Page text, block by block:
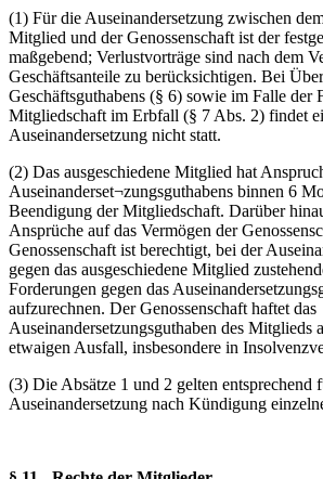
(1) Für die Auseinandersetzung zwischen
Mitglied und der Genossenschaft ist der
maßgebend; Verlustvorträge sind nach dem
Geschäftsanteile zu berücksichtigen. Bei
Geschäftsguthabens (§ 6) sowie im Falle der
Mitgliedschaft im Erbfall (§ 7 Abs. 2) findet
Auseinandersetzung nicht statt.
(2) Das ausgeschiedene Mitglied hat
Auseinanderset¬zungsguthabens binnen 6
Beendigung der Mitgliedschaft. Darüber
Ansprüche auf das Vermögen der
Genossenschaft ist berechtigt, bei der
gegen das ausgeschiedene Mitglied
Forderungen gegen das
aufzurechnen. Der Genossenschaft haftet das
Auseinandersetzungsguthaben des Mitglieds
etwaigen Ausfall, insbesondere in
(3) Die Absätze 1 und 2 gelten entsprechend
Auseinandersetzung nach Kündigung